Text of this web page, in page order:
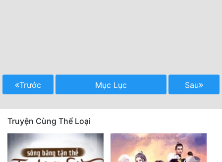
Trước Mục Lục Sau
Truyện Cùng Thể Loại